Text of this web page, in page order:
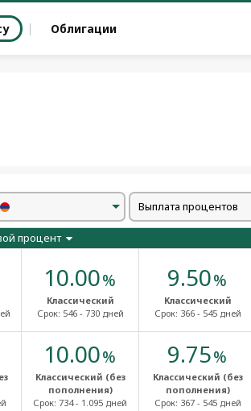
Облигации
Выплата процентов
процент
10.00%
Классический
Срок: 546 - 730 дней
9.50%
Классический
Срок: 366 - 545 дней
10.00%
Классический (без
пополнения)
Срок: 734 - 1.095 дней
9.75%
Классический (без
пополнения)
Срок: 367 - 545 дней